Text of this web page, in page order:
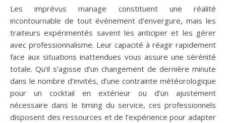
Les imprévus mariage constituent une réalité
incontournable de tout événement d’envergure, mais les
traiteurs expérimentés savent les anticiper et les gérer
avec professionnalisme. Leur capacité à réagir rapidement
face aux situations inattendues vous assure une sérénité
totale. Qu’il s’agisse d’un changement de dernière minute
dans le nombre d’invités, d’une contrainte météorologique
pour un cocktail en extérieur ou d’un ajustement
nécessaire dans le timing du service, ces professionnels
disposent des ressources et de l’expérience pour adapter